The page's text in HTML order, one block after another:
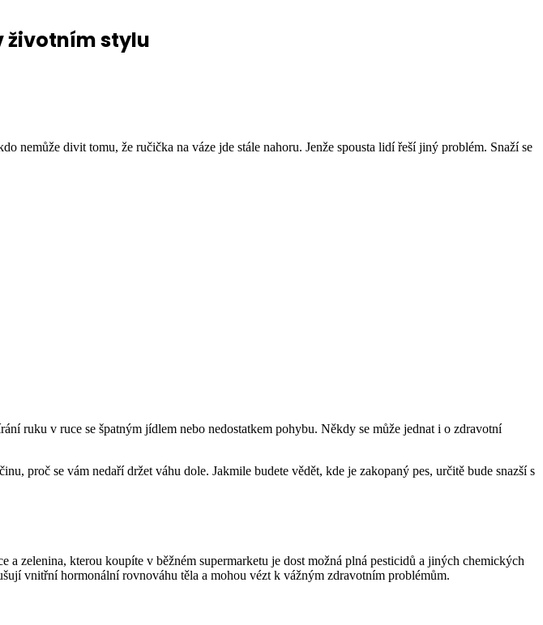
životním stylu
nemůže divit tomu, že ručička na váze jde stále nahoru. Jenže spousta lidí řeší jiný problém. Snaží se
ruku v ruce se špatným jídlem nebo nedostatkem pohybu. Někdy se může jednat i o zdravotní
proč se vám nedaří držet váhu dole. Jakmile budete vědět, kde je zakopaný pes, určitě bude snazší s
zelenina, kterou koupíte v běžném supermarketu je dost možná plná pesticidů a jiných chemických
vnitřní hormonální rovnováhu těla a mohou vézt k vážným zdravotním problémům.